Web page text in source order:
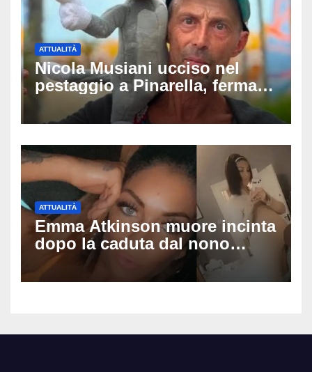
ATTUALITÀ
Nicola Musiani ucciso nel
pestaggio a Pinarella, fermati
quattro giovani: la svolta
dopo video, intercettazioni e
ATTUALITÀ
Emma Atkinson muore incinta
dopo la caduta dal nono
piano: la figlia nasce 30
minuti dopo e sta bene